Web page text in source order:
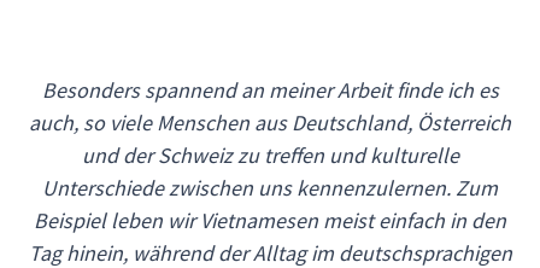
Besonders spannend an meiner Arbeit finde ich es
auch, so viele Menschen aus Deutschland, Österreich
und der Schweiz zu treffen und kulturelle
Unterschiede zwischen uns kennenzulernen. Zum
Beispiel leben wir Vietnamesen meist einfach in den
Tag hinein, während der Alltag im deutschsprachigen